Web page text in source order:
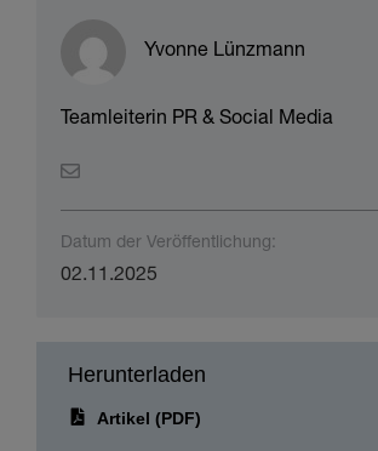
Yvonne Lünzmann
Teamleiterin PR & Social Media
Datum der Veröffentlichung:
02.11.2025
Herunterladen
Artikel (PDF)